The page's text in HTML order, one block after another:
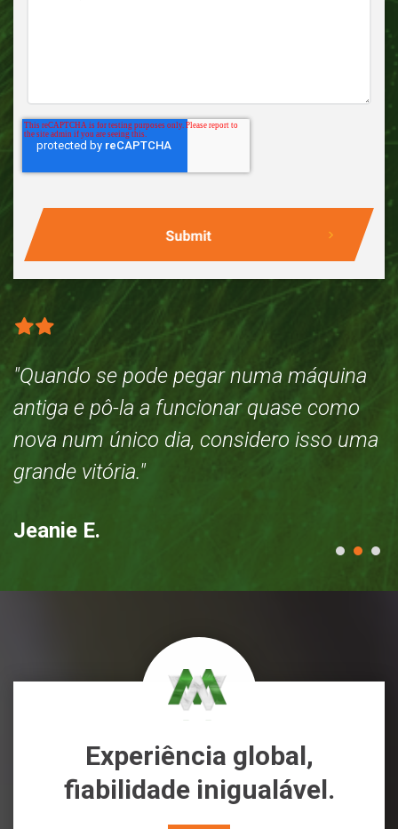
"Quando se pode pegar numa máquina
antiga e pô-la a funcionar quase como
nova num único dia, considero isso uma
grande vitória."
Jeanie E.
Experiência global,
fiabilidade inigualável.